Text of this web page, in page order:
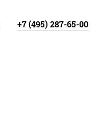
+7 (495) 287-65-00